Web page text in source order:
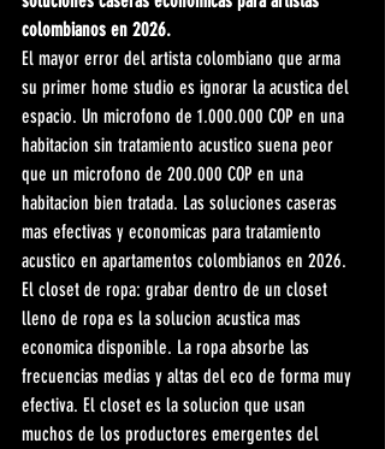
colombianos en 2026.
El mayor error del artista colombiano que arma
su primer home studio es ignorar la acustica del
espacio. Un microfono de 1.000.000 COP en una
habitacion sin tratamiento acustico suena peor
que un microfono de 200.000 COP en una
habitacion bien tratada. Las soluciones caseras
mas efectivas y economicas para tratamiento
acustico en apartamentos colombianos en 2026.
El closet de ropa: grabar dentro de un closet
lleno de ropa es la solucion acustica mas
economica disponible. La ropa absorbe las
frecuencias medias y altas del eco de forma muy
efectiva. El closet es la solucion que usan
muchos de los productores emergentes del